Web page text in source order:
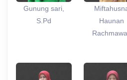
Gunung sari,
S.Pd
Haunan